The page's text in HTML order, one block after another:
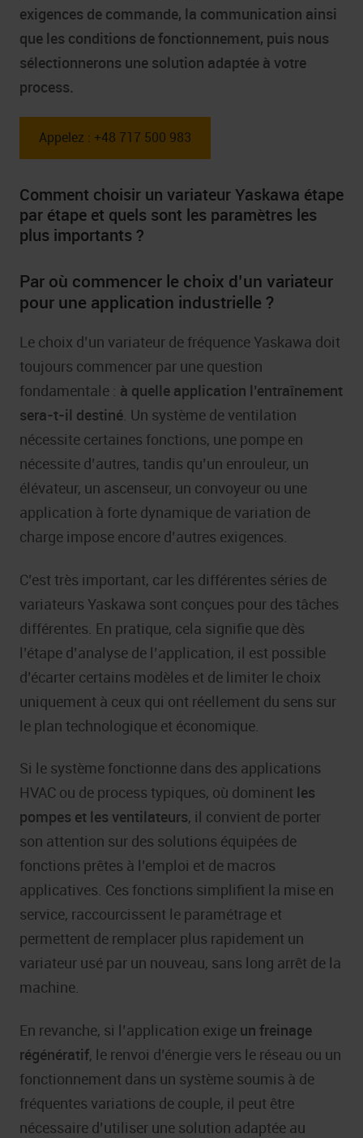
exigences de commande, la communication ainsi
que les conditions de fonctionnement, puis nous
sélectionnerons une solution adaptée à votre
process.
Appelez : +48 717 500 983
Comment choisir un variateur Yaskawa étape
par étape et quels sont les paramètres les
plus importants ?
Par où commencer le choix d’un variateur
pour une application industrielle ?
Le choix d’un variateur de fréquence Yaskawa doit
toujours commencer par une question
fondamentale : à quelle application l’entraînement
sera-t-il destiné. Un système de ventilation
nécessite certaines fonctions, une pompe en
nécessite d’autres, tandis qu’un enrouleur, un
élévateur, un ascenseur, un convoyeur ou une
application à forte dynamique de variation de
charge impose encore d’autres exigences.
C’est très important, car les différentes séries de
variateurs Yaskawa sont conçues pour des tâches
différentes. En pratique, cela signifie que dès
l’étape d’analyse de l’application, il est possible
d’écarter certains modèles et de limiter le choix
uniquement à ceux qui ont réellement du sens sur
le plan technologique et économique.
Si le système fonctionne dans des applications
HVAC ou de process typiques, où dominent les
pompes et les ventilateurs, il convient de porter
son attention sur des solutions équipées de
fonctions prêtes à l’emploi et de macros
applicatives. Ces fonctions simplifient la mise en
service, raccourcissent le paramétrage et
permettent de remplacer plus rapidement un
variateur usé par un nouveau, sans long arrêt de la
machine.
En revanche, si l’application exige un freinage
régénératif, le renvoi d’énergie vers le réseau ou un
fonctionnement dans un système soumis à de
fréquentes variations de couple, il peut être
nécessaire d’utiliser une solution adaptée au